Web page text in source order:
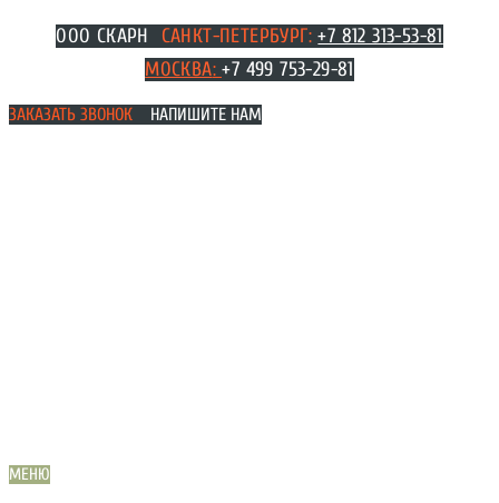
Перейти
ООО СКАРН САНКТ-ПЕТЕРБУРГ:+7 812 313-53-81
МОСКВА:+7 499 753-29-81
ЗАКАЗАТЬ ЗВОНОК НАПИШИТЕ НАМ
МЕНЮ